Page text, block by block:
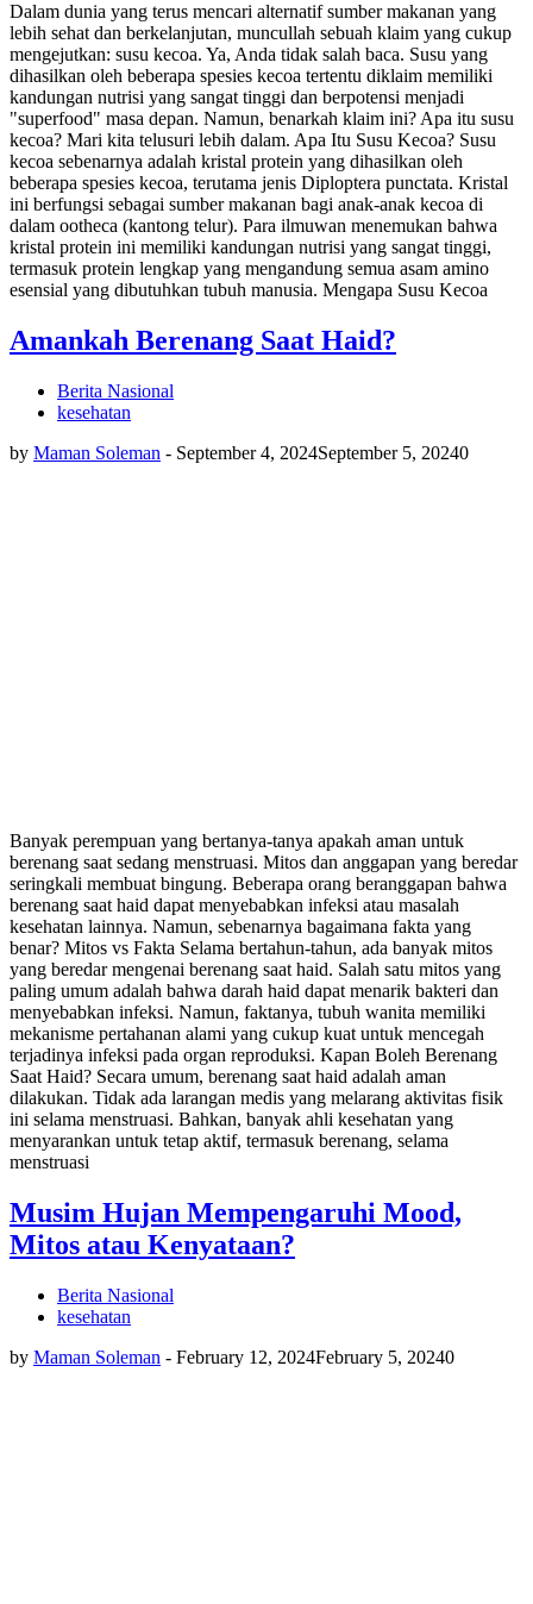
Dalam dunia yang terus mencari alternatif sumber makanan yang
lebih sehat dan berkelanjutan, muncullah sebuah klaim yang cukup
mengejutkan: susu kecoa. Ya, Anda tidak salah baca. Susu yang
dihasilkan oleh beberapa spesies kecoa tertentu diklaim memiliki
kandungan nutrisi yang sangat tinggi dan berpotensi menjadi
"superfood" masa depan. Namun, benarkah klaim ini? Apa itu susu
kecoa? Mari kita telusuri lebih dalam. Apa Itu Susu Kecoa? Susu
kecoa sebenarnya adalah kristal protein yang dihasilkan oleh
beberapa spesies kecoa, terutama jenis Diploptera punctata. Kristal
ini berfungsi sebagai sumber makanan bagi anak-anak kecoa di
dalam ootheca (kantong telur). Para ilmuwan menemukan bahwa
kristal protein ini memiliki kandungan nutrisi yang sangat tinggi,
termasuk protein lengkap yang mengandung semua asam amino
esensial yang dibutuhkan tubuh manusia. Mengapa Susu Kecoa
Amankah Berenang Saat Haid?
Berita Nasional
kesehatan
by Maman Soleman - September 4, 2024September 5, 20240
Banyak perempuan yang bertanya-tanya apakah aman untuk
berenang saat sedang menstruasi. Mitos dan anggapan yang beredar
seringkali membuat bingung. Beberapa orang beranggapan bahwa
berenang saat haid dapat menyebabkan infeksi atau masalah
kesehatan lainnya. Namun, sebenarnya bagaimana fakta yang
benar? Mitos vs Fakta Selama bertahun-tahun, ada banyak mitos
yang beredar mengenai berenang saat haid. Salah satu mitos yang
paling umum adalah bahwa darah haid dapat menarik bakteri dan
menyebabkan infeksi. Namun, faktanya, tubuh wanita memiliki
mekanisme pertahanan alami yang cukup kuat untuk mencegah
terjadinya infeksi pada organ reproduksi. Kapan Boleh Berenang
Saat Haid? Secara umum, berenang saat haid adalah aman
dilakukan. Tidak ada larangan medis yang melarang aktivitas fisik
ini selama menstruasi. Bahkan, banyak ahli kesehatan yang
menyarankan untuk tetap aktif, termasuk berenang, selama
menstruasi
Musim Hujan Mempengaruhi Mood,
Mitos atau Kenyataan?
Berita Nasional
kesehatan
by Maman Soleman - February 12, 2024February 5, 20240